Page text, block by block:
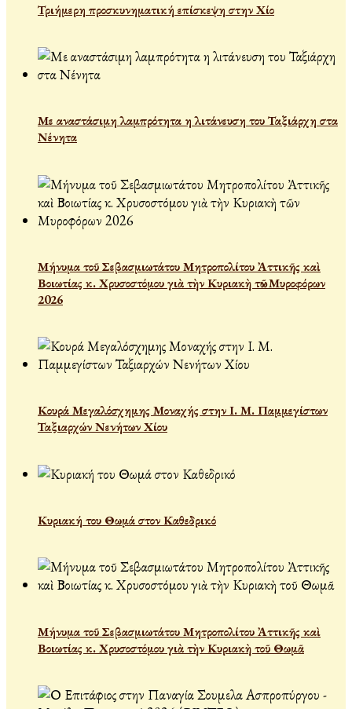
Τριήμερη προσκυνηματική επίσκεψη στην Χίο
Με αναστάσιμη λαμπρότητα η λιτάνευση του Ταξιάρχη στα
Νένητα
Μήνυμα τοῦ Σεβασμιωτάτου Μητροπολίτου Ἀττικῆς καὶ
Βοιωτίας κ. Χρυσοστόμου γιὰ τὴν Κυριακὴ τῶν Μυροφόρων
2026
Κουρά Μεγαλόσχημης Μοναχής στην Ι. Μ. Παμμεγίστων
Ταξιαρχών Νενήτων Χίου
Κυριακή του Θωμά στον Καθεδρικό
Μήνυμα τοῦ Σεβασμιωτάτου Μητροπολίτου Ἀττικῆς καὶ
Βοιωτίας κ. Χρυσοστόμου γιὰ τὴν Κυριακὴ τοῦ Θωμᾶ